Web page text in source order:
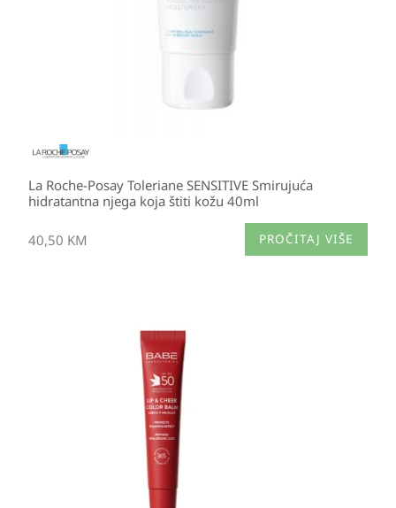
La Roche-Posay Toleriane SENSITIVE Smirujuća
hidratantna njega koja štiti kožu 40ml
40,50 KM PROČITAJ VIŠE